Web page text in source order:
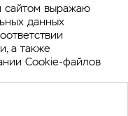
сайтом выражаю
данных
, а также
Cookie-файлов